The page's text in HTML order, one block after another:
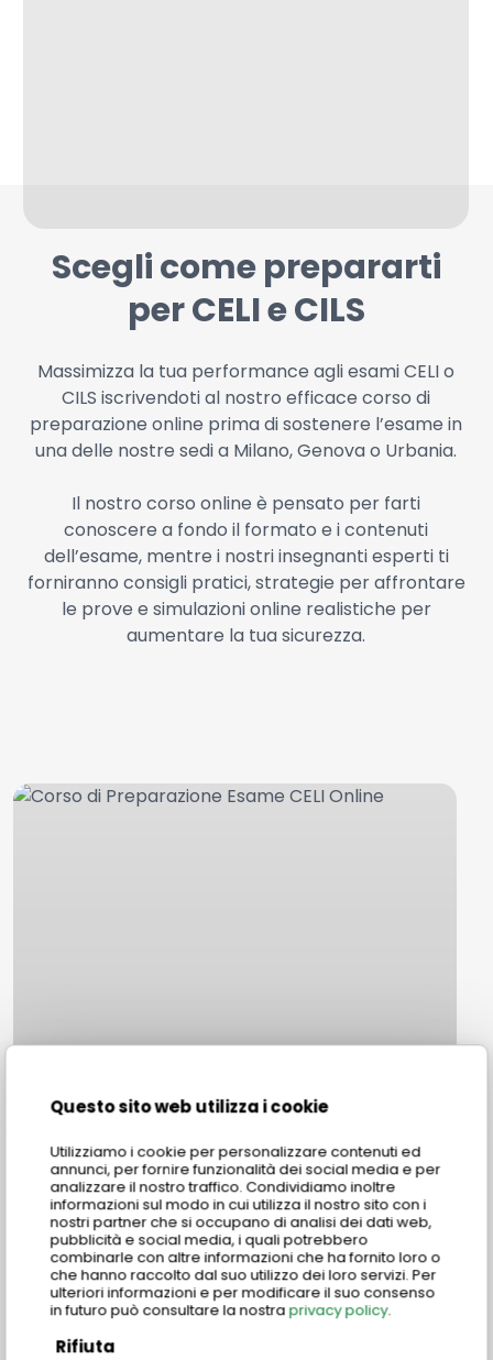
Questo sito web utilizza i cookie
Utilizziamo i cookie per personalizzare contenuti ed
annunci, per fornire funzionalità dei social media e per
analizzare il nostro traffico. Condividiamo inoltre
informazioni sul modo in cui utilizza il nostro sito con i
nostri partner che si occupano di analisi dei dati web,
pubblicità e social media, i quali potrebbero
combinarle con altre informazioni che ha fornito loro o
che hanno raccolto dal suo utilizzo dei loro servizi. Per
ulteriori informazioni e per modificare il suo consenso
in futuro può consultare la nostra privacy policy.
Rifiuta
Scegli come prepararti
per CELI e CILS
Massimizza la tua performance agli esami CELI o
CILS iscrivendoti al nostro efficace corso di
preparazione online prima di sostenere l’esame in
una delle nostre sedi a Milano, Genova o Urbania.
Il nostro corso online è pensato per farti
conoscere a fondo il formato e i contenuti
dell’esame, mentre i nostri insegnanti esperti ti
forniranno consigli pratici, strategie per affrontare
le prove e simulazioni online realistiche per
aumentare la tua sicurezza.
Corso